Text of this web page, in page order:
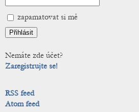
zapamatovat si mě
Nemáte zde účet?
Zaregistrujte se!
RSS feed
Atom feed